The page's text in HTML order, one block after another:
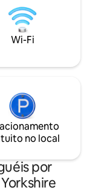
lasting
Memories to last
Wi-Fi
no local
por